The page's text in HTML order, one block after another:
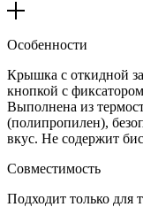
Особенности
Крышка с откидной
кнопкой с
Выполнена из
(полипропилен),
вкус. Не содержит
Совместимость
Подходит только для